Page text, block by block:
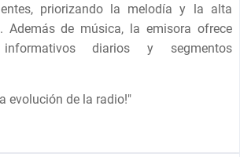
priorizando la melodía y la alta
Además de música, la emisora ​​ofrece
informativos diarios y segmentos
evolución de la radio!"